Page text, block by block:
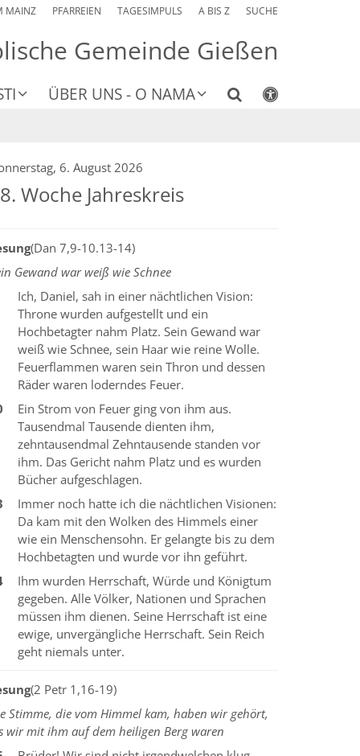
MAINZ PFARREIEN TAGESIMPULS A BIS Z SUCHE
Gemeinde Gießen
ÜBER UNS - O NAMA
6. August 2026
Woche Jahreskreis
(Dan 7,9-10.13-14)
Gewand war weiß wie Schnee
Ich, Daniel, sah in einer nächtlichen Vision:
Throne wurden aufgestellt und ein
Hochbetagter nahm Platz. Sein Gewand war
weiß wie Schnee, sein Haar wie reine Wolle.
Feuerflammen waren sein Thron und dessen
Räder waren loderndes Feuer.
Ein Strom von Feuer ging von ihm aus.
Tausendmal Tausende dienten ihm,
zehntausendmal Zehntausende standen vor
ihm. Das Gericht nahm Platz und es wurden
Bücher aufgeschlagen.
Immer noch hatte ich die nächtlichen Visionen:
Da kam mit den Wolken des Himmels einer
wie ein Menschensohn. Er gelangte bis zu dem
Hochbetagten und wurde vor ihn geführt.
Ihm wurden Herrschaft, Würde und Königtum
gegeben. Alle Völker, Nationen und Sprachen
müssen ihm dienen. Seine Herrschaft ist eine
ewige, unvergängliche Herrschaft. Sein Reich
geht niemals unter.
(2 Petr 1,16-19)
Stimme, die vom Himmel kam, haben wir gehört,
wir mit ihm auf dem heiligen Berg waren